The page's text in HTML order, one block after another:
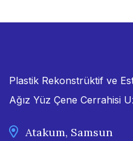
Plastik Rekonstrüktif ve
Ağız Yüz Çene Cerrahisi
Atakum, Samsun